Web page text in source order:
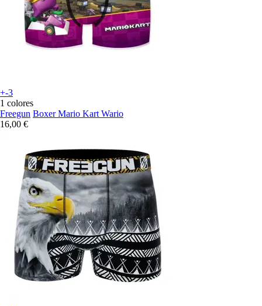
+-3
1 colores
Freegun Boxer Mario Kart Wario
16,00 €